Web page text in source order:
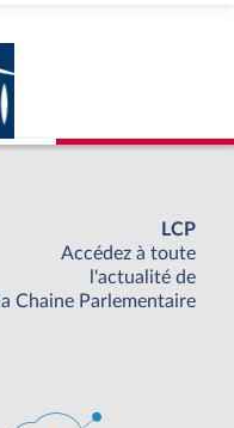
LCP
Accédez à toute
l'actualité de
la Chaine Parlementaire